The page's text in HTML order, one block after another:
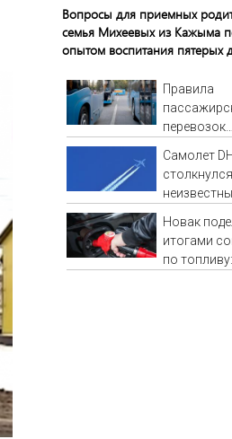
Вопросы для приемных
семья Михеевых из Кажыма
опытом воспитания пятерых
Правила
перевозок
сентября
Самолет
Лейпцигом -
Новости
Новак
итогами
по топливу: